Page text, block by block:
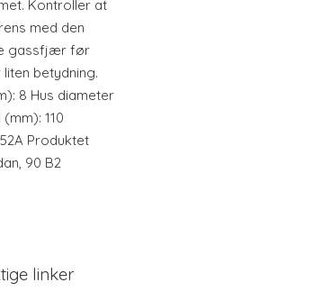
Kontroller at
med den
gassfjær før
betydning.
8 Hus diameter
110
Produktet
90 B2
linker